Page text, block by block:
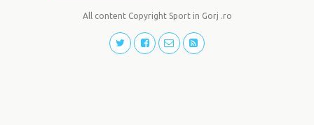
All content Copyright Sport in Gorj .ro